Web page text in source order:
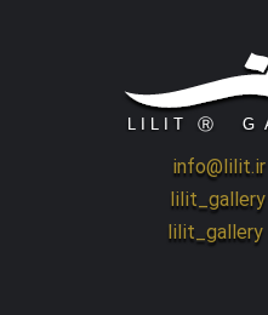
info@lilit.ir
lilit_gallery
lilit_gallery